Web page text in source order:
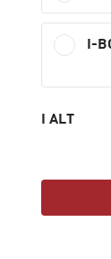
I-
I ALT